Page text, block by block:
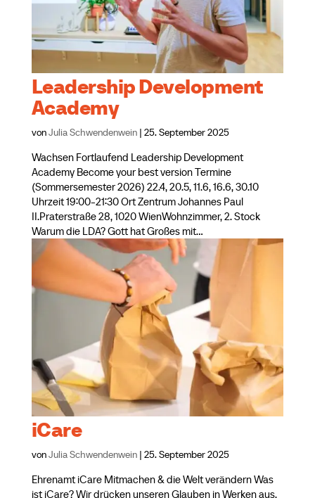
Leadership Development
Academy
vonJulia Schwendenwein| 25. September 2025
Wachsen Fortlaufend Leadership Development
Academy Become your best version Termine
(Sommersemester 2026) 22.4, 20.5, 11.6, 16.6, 30.10
Uhrzeit 19:00-21:30 Ort Zentrum Johannes Paul
II.Praterstraße 28, 1020 WienWohnzimmer, 2. Stock
Warum die LDA? Gott hat Großes mit...
iCare
vonJulia Schwendenwein| 25. September 2025
Ehrenamt iCare Mitmachen & die Welt verändern Was
ist iCare? Wir drücken unseren Glauben in Werken aus.